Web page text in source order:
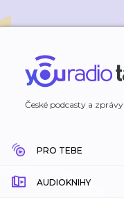
České podcasty a zprávy
PRO TEBE
AUDIOKNIHY